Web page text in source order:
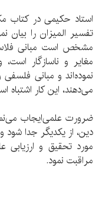
استاد حکیمی‌ در کتاب
تفسیر المیزان را بیان
مشخص است مبانی
مغایر و ناسازگار
نموده‌‌اند و مبانی
می‌دهند، این کار اشتباه
ضرورت علمی‌ایجاب
دین، از یکدیگر جدا شود
مورد تحقیق و ارزیابی
مراقبت نمود‌.